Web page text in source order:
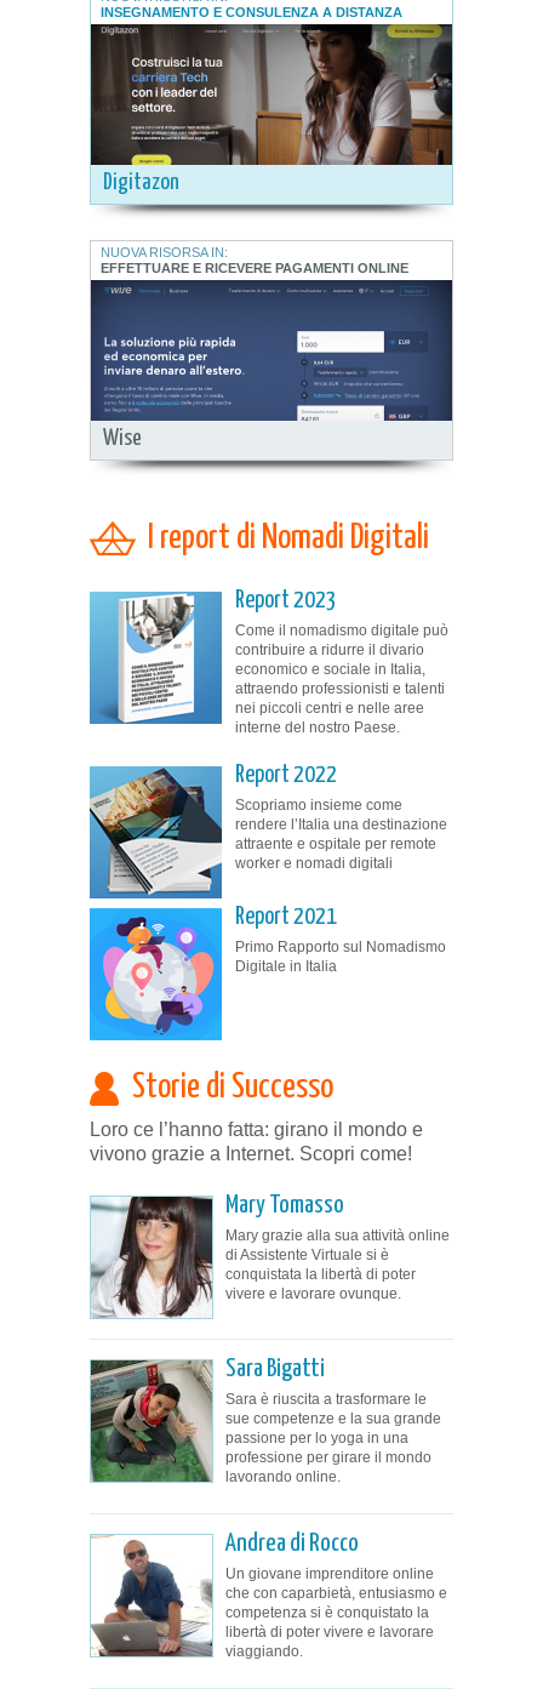
Digitazon
INSEGNAMENTO E CONSULENZA A DISTANZA
Wise
NUOVA RISORSA IN:
EFFETTUARE E RICEVERE PAGAMENTI ONLINE
I report di Nomadi Digitali
Report 2023
Come il nomadismo digitale può
contribuire a ridurre il divario
economico e sociale in Italia,
attraendo professionisti e talenti
nei piccoli centri e nelle aree
interne del nostro Paese.
Report 2022
Scopriamo insieme come
rendere l’Italia una destinazione
attraente e ospitale per remote
worker e nomadi digitali
Report 2021
Primo Rapporto sul Nomadismo
Digitale in Italia
Storie di Successo
Loro ce l’hanno fatta: girano il mondo e
vivono grazie a Internet. Scopri come!
Mary Tomasso
Mary grazie alla sua attività online
di Assistente Virtuale si è
conquistata la libertà di poter
vivere e lavorare ovunque.
Sara Bigatti
Sara è riuscita a trasformare le
sue competenze e la sua grande
passione per lo yoga in una
professione per girare il mondo
lavorando online.
Andrea di Rocco
Un giovane imprenditore online
che con caparbietà, entusiasmo e
competenza si è conquistato la
libertà di poter vivere e lavorare
viaggiando.